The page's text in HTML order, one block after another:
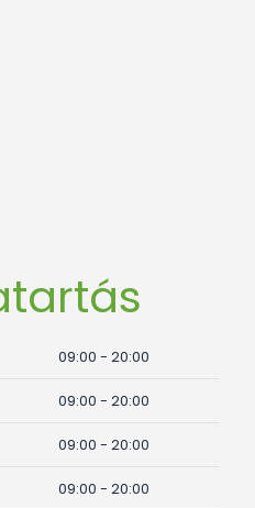
09:00 - 20:00
09:00 - 20:00
09:00 - 20:00
09:00 - 20:00